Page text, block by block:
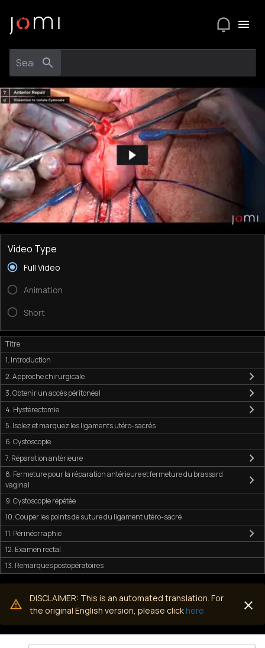
Video Type
Full Video
Animation
Short
Titre
1. Introduction
2. Approche chirurgicale
3. Obtenir un accès péritonéal
4. Hystérectomie
5. Isolez et marquez les ligaments utéro-sacrés
6. Cystoscopie
7. Réparation antérieure
8. Fermeture pour la réparation antérieure et fermeture du brassard
vaginal
9. Cystoscopie répétée
10. Couper les points de suture du ligament utéro-sacré
11. Périnéorraphie
12. Examen rectal
13. Remarques postopératoires
DISCLAIMER: This is an automated translation. For
the original English version, please click here.